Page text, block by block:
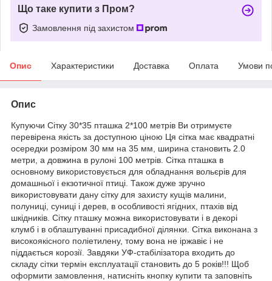
Що таке купити з Пром?
Замовлення під захистом
Опис Характеристики Доставка Оплата Умови
Опис
Купуючи Сітку 30*35 пташка 2*100 метрів Ви отримуєте
перевірена якість за доступною ціною Ця сітка має квадратні
осередки розміром 30 мм на 35 мм, ширина становить 2.0
метри, а довжина в рулоні 100 метрів. Сітка пташка в
основному використовується для обладнання вольєрів для
домашньої і екзотичної птиці. Також дуже зручно
використовувати дану сітку для захисту кущів малини,
полуниці, суниці і дерев, в особливості ягідних, птахів від
шкідників. Сітку пташку можна використовувати і в декорі
клумб і в облаштуванні присадибної ділянки. Сітка виконана з
високоякісного поліетилену, тому вона не іржавіє і не
піддається корозії. Завдяки УФ-стабілізатора входить до
складу сітки термін експлуатації становить до 5 років!!! Щоб
оформити замовлення, натисніть кнопку купити та заповніть